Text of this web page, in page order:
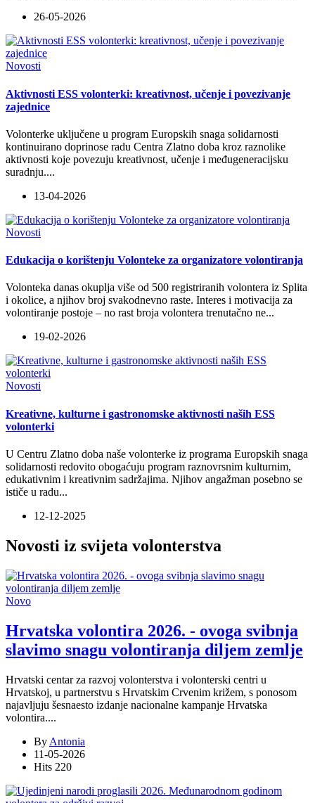
26-05-2026
Novosti
Aktivnosti ESS volonterki: kreativnost, učenje i povezivanje
zajednice
Volonterke uključene u program Europskih snaga solidarnosti
kontinuirano doprinose radu Centra Zlatno doba kroz raznolike
aktivnosti koje povezuju kreativnost, učenje i međugeneracijsku
suradnju....
13-04-2026
Novosti
Edukacija o korištenju Volonteke za organizatore volontiranja
Volonteka danas okuplja više od 500 registriranih volontera iz Splita
i okolice, a njihov broj svakodnevno raste. Interes i motivacija za
volontiranje postoje – no rast broja volontera trenutačno ne...
19-02-2026
Novosti
Kreativne, kulturne i gastronomske aktivnosti naših ESS
volonterki
U Centru Zlatno doba naše volonterke iz programa Europskih snaga
solidarnosti redovito obogaćuju program raznovrsnim kulturnim,
edukativnim i kreativnim sadržajima. Njihov angažman posebno se
ističe u radu...
12-12-2025
Novosti iz svijeta volonterstva
Novo
Hrvatska volontira 2026. - ovoga svibnja
slavimo snagu volontiranja diljem zemlje
Hrvatski centar za razvoj volonterstva i volonterski centri u
Hrvatskoj, u partnerstvu s Hrvatskim Crvenim križem, s ponosom
najavljuju šesnaesto izdanje nacionalne kampanje Hrvatska
volontira....
By Antonia
11-05-2026
Hits 220